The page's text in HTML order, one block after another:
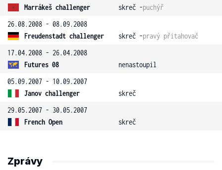
Marrákeš challenger
skreč -puchýř
26.08.2008 - 08.09.2008
Freudenstadt challenger
skreč -pravý přitahovač
17.04.2008 - 26.04.2008
Futures 08
nenastoupil
05.09.2007 - 10.09.2007
Janov challenger
skreč
29.05.2007 - 30.05.2007
French Open
skreč
Zprávy